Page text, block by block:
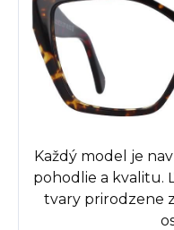
Každý model je
pohodlie a kvalitu.
tvary prirodzene